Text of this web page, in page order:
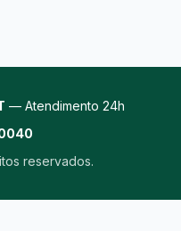
— Atendimento 24h
reservados.